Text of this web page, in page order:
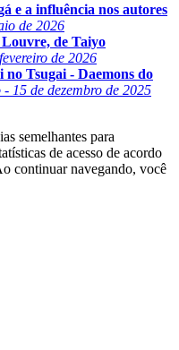
e a influência nos autores
de 2026
de Taiyo
de 2026
Tsugai - Daemons do
15 de dezembro de 2025
semelhantes para
de acesso de acordo
continuar navegando, você